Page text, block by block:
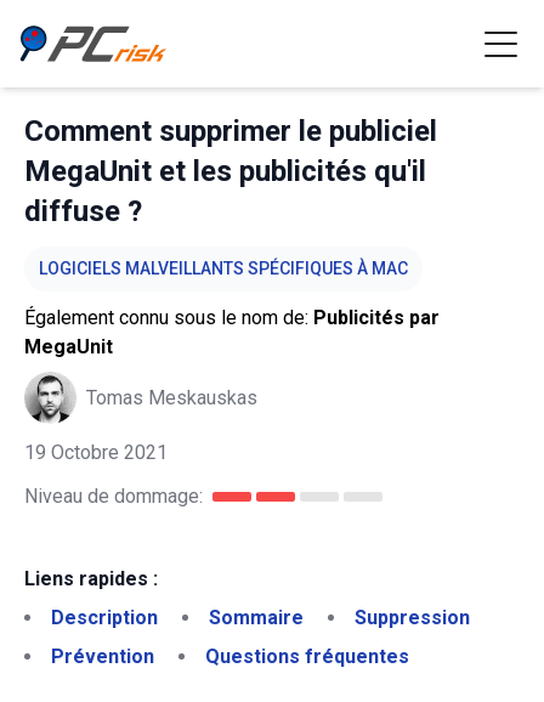
Comment supprimer le publiciel
MegaUnit et les publicités qu'il
diffuse ?
LOGICIELS MALVEILLANTS SPÉCIFIQUES À MAC
Également connu sous le nom de: Publicités par
MegaUnit
Tomas Meskauskas
19 Octobre 2021
Niveau de dommage:
Liens rapides :
Description
Sommaire
Suppression
Prévention
Questions fréquentes